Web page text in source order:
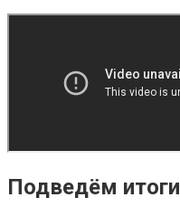
Подведём итоги